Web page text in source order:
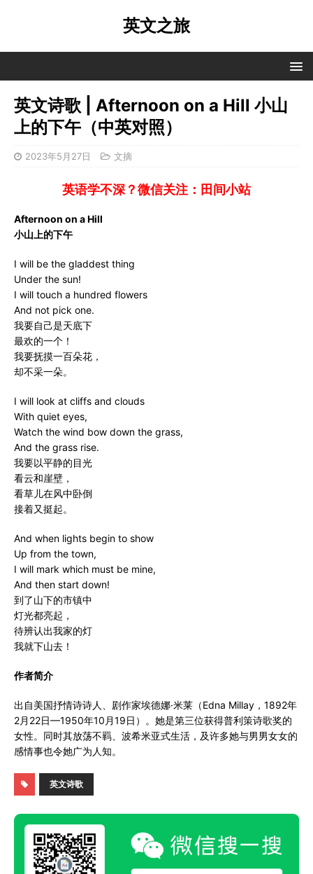
英文之旅
英文诗歌 | Afternoon on a Hill 小山
上的下午（中英对照）
2023年5月27日 文摘
英语学不深？微信关注：田间小站
Afternoon on a Hill
小山上的下午
I will be the gladdest thing
Under the sun!
I will touch a hundred flowers
And not pick one.
我要自己是天底下
最欢的一个！
我要抚摸一百朵花，
却不采一朵。
I will look at cliffs and clouds
With quiet eyes,
Watch the wind bow down the grass,
And the grass rise.
我要以平静的目光
看云和崖壁，
看草儿在风中卧倒
接着又挺起。
And when lights begin to show
Up from the town,
I will mark which must be mine,
And then start down!
到了山下的市镇中
灯光都亮起，
待辨认出我家的灯
我就下山去！
作者简介
出自美国抒情诗诗人、剧作家埃德娜·米莱（Edna Millay，1892年
2月22日—1950年10月19日）。她是第三位获得普利策诗歌奖的
女性。同时其放荡不羁、波希米亚式生活，及许多她与男男女女的
感情事也令她广为人知。
英文诗歌